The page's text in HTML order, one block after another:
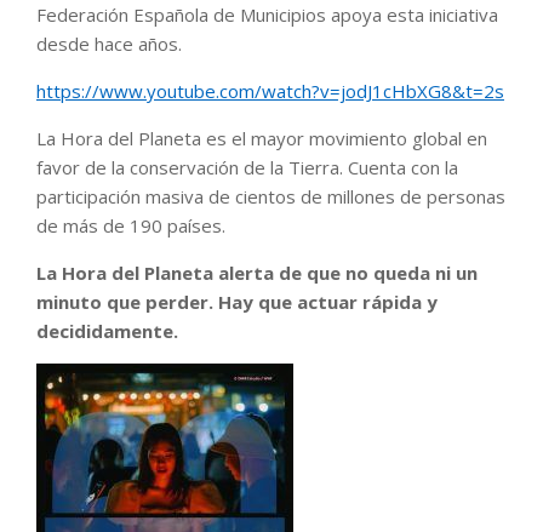
Federación Española de Municipios apoya esta iniciativa
desde hace años.
https://www.youtube.com/watch?v=jodJ1cHbXG8&t=2s
La Hora del Planeta es el mayor movimiento global en
favor de la conservación de la Tierra. Cuenta con la
participación masiva de cientos de millones de personas
de más de 190 países.
La Hora del Planeta alerta de que no queda ni un
minuto que perder. Hay que actuar rápida y
decididamente.